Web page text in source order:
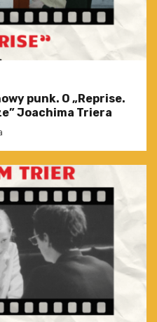
punk. O „Reprise.
Joachima Triera